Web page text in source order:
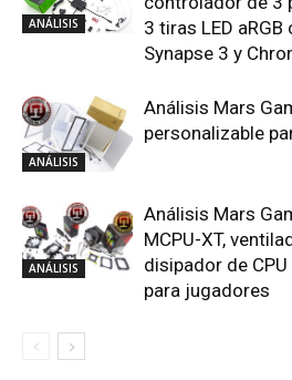
ANÁLISIS
3 tiras LED
Synapse 3 y
ANÁLISIS
Análisis Mars
personalizable
ANÁLISIS
Análisis Mars
MCPU-XT,
disipador de
para jugadores